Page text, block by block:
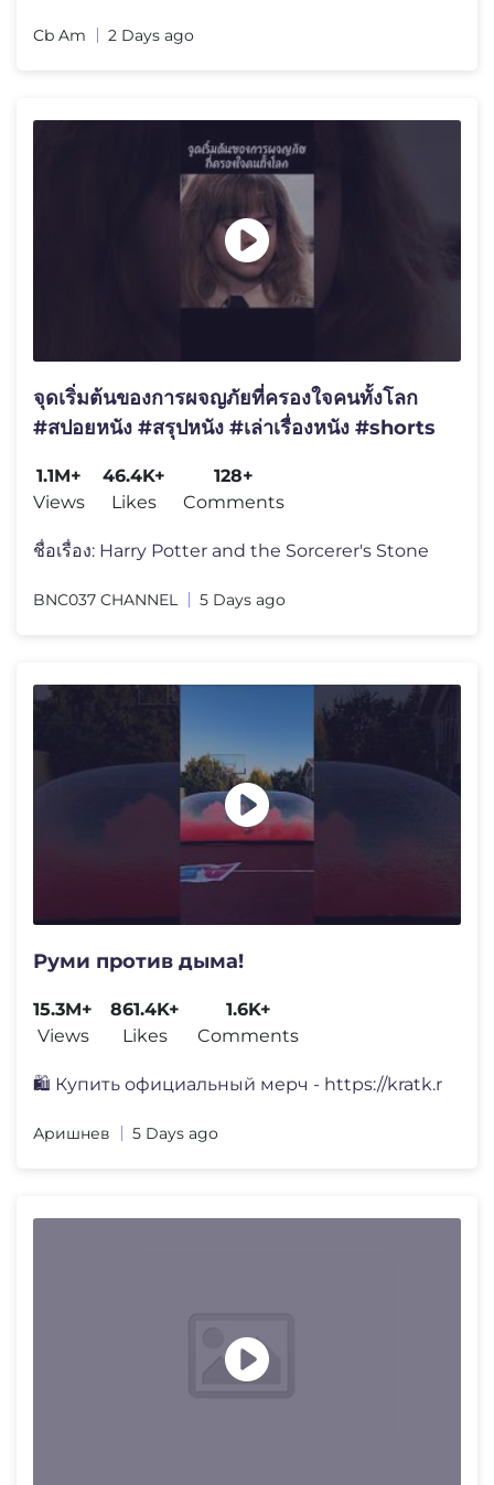
Cb Am 2 Days ago
จุดเริ่มต้นของการผจญภัยที่ครองใจคนทั้งโลก
#สปอยหนัง #สรุปหนัง #เล่าเรื่องหนัง #shorts
1.1M+
Views
46.4K+
Likes
128+
Comments
ชื่อเรื่อง: Harry Potter and the Sorcerer's Stone
BNC037 CHANNEL 5 Days ago
Руми против дыма!
15.3M+
Views
861.4K+
Likes
1.6K+
Comments
🛍️ Купить официальный мерч - https://kratk.r
Аришнев 5 Days ago